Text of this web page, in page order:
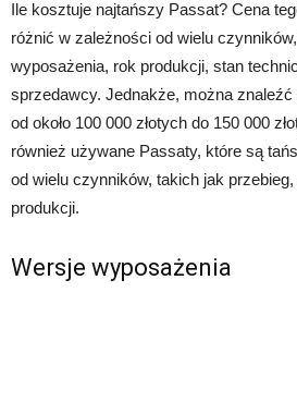
Ile kosztuje najtańszy Passat? Cena
różnić w zależności od wielu
wyposażenia, rok produkcji, stan
sprzedawcy. Jednakże, można
od około 100 000 złotych do 150 000
również używane Passaty, które są
od wielu czynników, takich jak
produkcji.
Wersje wyposażenia